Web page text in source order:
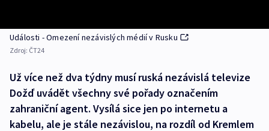
Události - Omezení nezávislých médií v Rusku
Zdroj: ČT24
Už více než dva týdny musí ruská nezávislá televize
Dožď uvádět všechny své pořady označením
zahraniční agent. Vysílá sice jen po internetu a
kabelu, ale je stále nezávislou, na rozdíl od Kremlem